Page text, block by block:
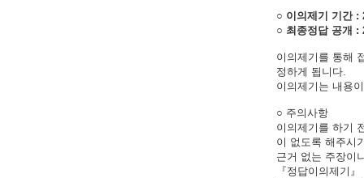
○ 이의제기 기간 :
○ 최종정답 공개 :
이의제기를 통해
정하게 됩니다.
이의제기는 내용
○ 주의사항
이의제기를 하기
이 없도록 해주시
근거 없는 주장이
『정답이의제기